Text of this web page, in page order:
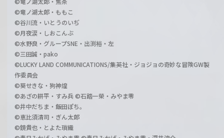
©竜ノ湖太郎・ももこ
©谷川流・いとうのいぢ
©月夜涙・しおこんぶ
©水野良・グループSNE・出渕裕・左
©三田誠・pako
©LUCKY LAND COMMUNICATIONS/集英社・ジョジョの奇妙な冒険GW製
作委員会
©葵せきな・狗神煌
©あざの耕平・すみ兵 ©石踏一榮・みやま零
©井中だちま・飯田ぽち。
©恵比須清司・ぎん太郎
©鏡貴也・とよた瑣織